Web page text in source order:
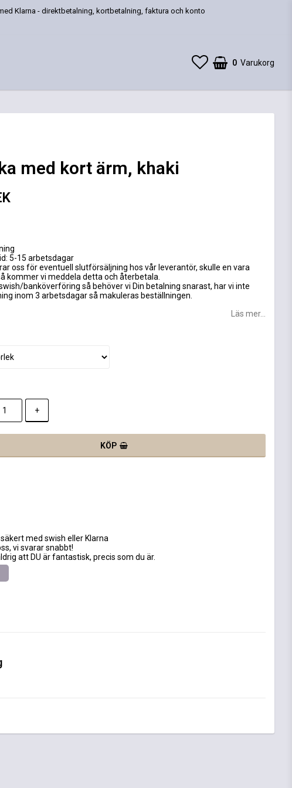
Klarna - direktbetalning, kortbetalning, faktura och konto
0 Varukorg
med kort ärm, khaki
5-15 arbetsdagar
oss för eventuell slutförsäljning hos vår leverantör, skulle en vara
kommer vi meddela detta och återbetala.
banköverföring så behöver vi Din betalning snarast, har vi inte
inom 3 arbetsdagar så makuleras beställningen.
Läs mer...
+
KÖP
med swish eller Klarna
vi svarar snabbt!
att DU är fantastisk, precis som du är.